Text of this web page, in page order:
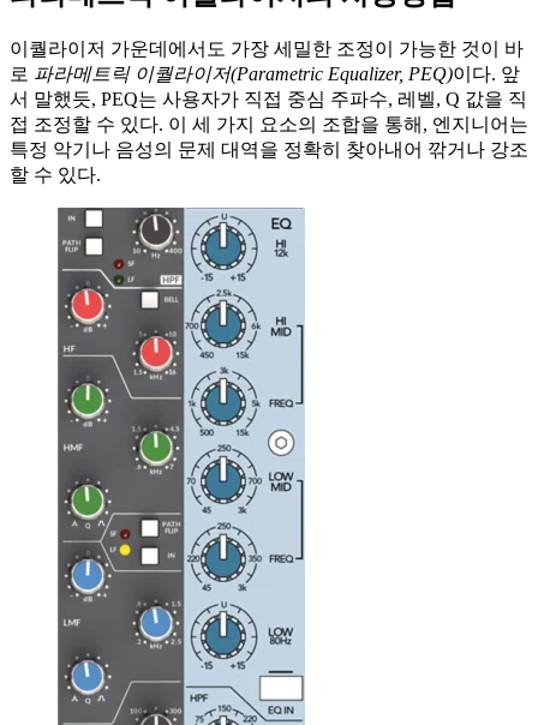
이퀄라이저 가운데에서도 가장 세밀한 조정이 가능한 것이 바
로 파라메트릭 이퀄라이저(Parametric Equalizer, PEQ)이다. 앞
서 말했듯, PEQ는 사용자가 직접 중심 주파수, 레벨, Q 값을 직
접 조정할 수 있다. 이 세 가지 요소의 조합을 통해, 엔지니어는
특정 악기나 음성의 문제 대역을 정확히 찾아내어 깎거나 강조
할 수 있다.